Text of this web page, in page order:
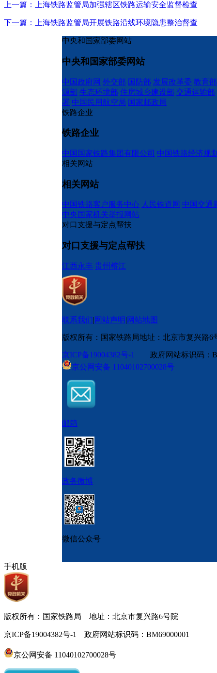
上一篇：上海铁路监管局加强辖区铁路运输安全监督检查
下一篇：上海铁路监管局开展铁路沿线环境隐患整治督查
中央和国家部委网站
中央和国家部委网站
中国政府网 外交部 国防部 发展改革委 教育部
源部 生态环境部 住房城乡建设部 交通运输部
署 中国民用航空局 国家邮政局
铁路企业
铁路企业
中国国家铁路集团有限公司 中国铁路经济规
相关网站
相关网站
中国铁路客户服务中心 人民铁道网 中国交通
中央国家机关举报网站
对口支援与定点帮扶
对口支援与定点帮扶
江西永丰 贵州榕江
联系我们|网站声明|网站地图
版权所有：国家铁路局地址：北京市复兴路6
京ICP备19004382号-1
政府网站标识码
京公网安备 11040102700028号
邮箱
政务微博
微信公众号
手机版
版权所有：国家铁路局 地址：北京市复兴路6号院
京ICP备19004382号-1 政府网站标识码：BM69000001
京公网安备 11040102700028号